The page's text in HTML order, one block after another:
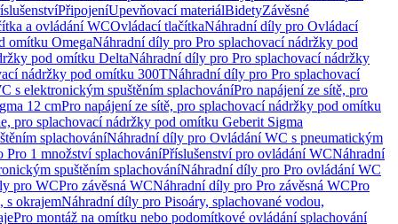
PřipojeníUpevňovací materiálBidetyZávěsné
a ovládání WCOvládací tlačítkaNáhradní díly pro Ovládací
omítku OmegaNáhradní díly pro Pro splachovací nádržky pod
pod omítku DeltaNáhradní díly pro Pro splachovací nádržky
nádržky pod omítku 300TNáhradní díly pro Pro splachovací
s elektronickým spuštěním splachováníPro napájení ze sítě, pro
12 cmPro napájení ze sítě, pro splachovací nádržky pod omítku
pro splachovací nádržky pod omítku Geberit Sigma
splachováníNáhradní díly pro Ovládání WC s pneumatickým
Pro 1 množství splachováníPříslušenství pro ovládání WCNáhradní
spuštěním splachováníNáhradní díly pro Pro ovládání WC
pro WCPro závěsná WCNáhradní díly pro Pro závěsná WCPro
s okrajemNáhradní díly pro Pisoáry, splachované vodou,
Pro montáž na omítku nebo podomítkové ovládání splachování